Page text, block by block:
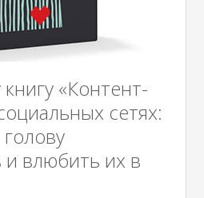
«Контент-
сетях:
голову
влюбить их в